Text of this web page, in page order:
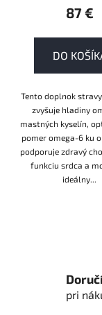
87 €
DO
Tento doplnok
zvyšuje hladiny
mastných kyselín,
pomer omega-6 ku
podporuje zdravý
funkciu srdca a
ideálny...
pri